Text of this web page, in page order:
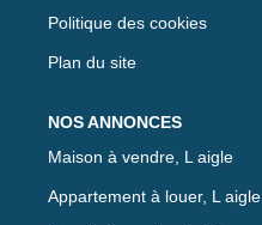
Politique des cookies
Plan du site
NOS ANNONCES
Maison à vendre, L aigle
Appartement à louer, L aigle